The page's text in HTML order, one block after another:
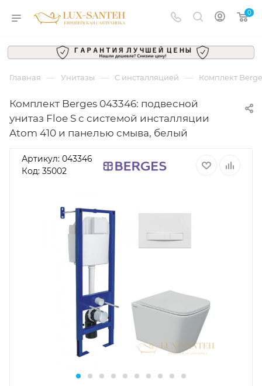
0
Главная — Унитазы — С инсталляцией — Комплект
Комплект Berges 043346: подвесной
унитаз Floe S с системой инсталляции
Atom 410 и панелью смыва, белый
Артикул: 043346
Код: 35002